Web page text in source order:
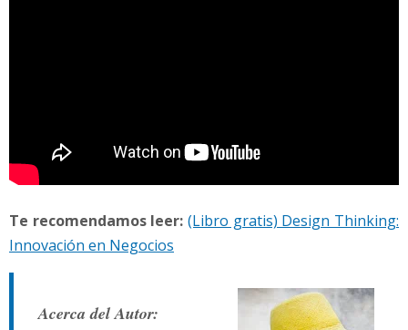
Te recomendamos leer: (Libro gratis) Design Thinking:
Innovación en Negocios
Acerca del Autor: